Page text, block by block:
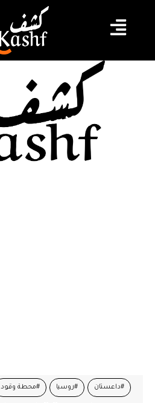
محطة وقود
#داعستان #روسيا #محطة وقود